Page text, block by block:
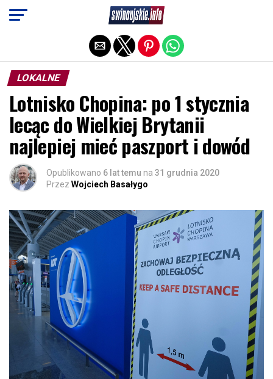
LOKALNE
Lotnisko Chopina: po 1 stycznia
lecąc do Wielkiej Brytanii
najlepiej mieć paszport i dowód
Opublikowano 6 lat temu na 31 grudnia 2020
Przez Wojciech Basałygo
Exit mobile version